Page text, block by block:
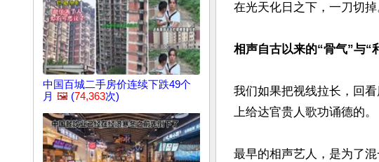
中国百城二手房价连续下跌49个
月 🖼️ (74,363次)
在光天化日之下，一刀切掉
相声自古以来的“骨气”与“
我们如果把视线拉长，回
上给达官贵人歌功诵德的。
最早的相声艺人，是为了